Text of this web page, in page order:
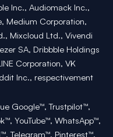
Inc., Audiomack Inc.,
Medium Corporation,
Mixcloud Ltd., Vivendi
SA, Dribbble Holdings
Corporation, VK
Inc., respectivement
Google™, Trustpilot™,
YouTube™, WhatsApp™,
Telegram™, Pinterest™,